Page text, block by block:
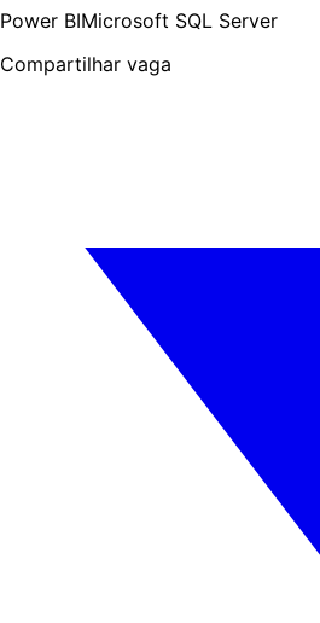
Power BIMicrosoft SQL Server
Compartilhar vaga